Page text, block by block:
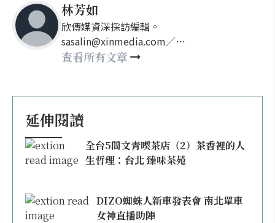
林芳如
欣傳媒資深採訪編輯。
sasalin@xinmedia.com／
happy21917@gmail.com
查看所有文章
延伸閱讀
全台5間文青喫茶店（2）茶香裡的人
生哲理：台北 臻味茶苑
DIZO蜘蛛人新車發表會 南北單車
女神直播助陣